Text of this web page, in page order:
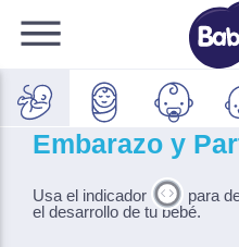
Embarazo y
Usa el indicador
para
el desarrollo de tu bebé.